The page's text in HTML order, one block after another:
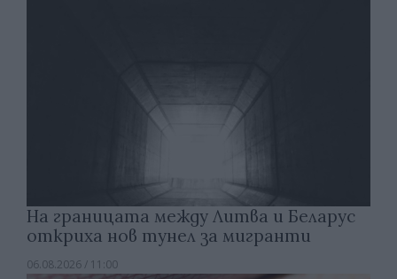
На границата между Литва и Беларус
откриха нов тунел за мигранти
06.08.2026 / 11:00